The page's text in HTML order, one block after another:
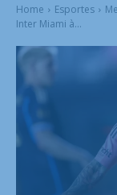
Home Esportes
Inter Miami à...